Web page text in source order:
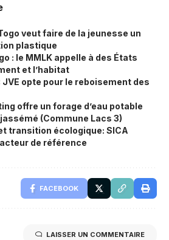
veut faire de la jeunesse un
plastique
: le MMLK appelle à des États
et l’habitat
JVE opte pour le reboisement des
offre un forage d’eau potable
(Commune Lacs 3)
transition écologique: SICA
de référence
FACEBOOK
LAISSER UN COMMENTAIRE